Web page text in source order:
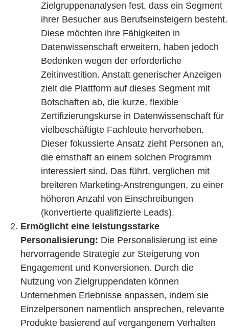
Zielgruppenanalysen fest, dass ein Segment
ihrer Besucher aus Berufseinsteigern besteht.
Diese möchten ihre Fähigkeiten in
Datenwissenschaft erweitern, haben jedoch
Bedenken wegen der erforderliche
Zeitinvestition. Anstatt generischer Anzeigen
zielt die Plattform auf dieses Segment mit
Botschaften ab, die kurze, flexible
Zertifizierungskurse in Datenwissenschaft für
vielbeschäftigte Fachleute hervorheben.
Dieser fokussierte Ansatz zieht Personen an,
die ernsthaft an einem solchen Programm
interessiert sind. Das führt, verglichen mit
breiteren Marketing-Anstrengungen, zu einer
höheren Anzahl von Einschreibungen
(konvertierte qualifizierte Leads).
Ermöglicht eine leistungsstarke
Personalisierung: Die Personalisierung ist eine
hervorragende Strategie zur Steigerung von
Engagement und Konversionen. Durch die
Nutzung von Zielgruppendaten können
Unternehmen Erlebnisse anpassen, indem sie
Einzelpersonen namentlich ansprechen, relevante
Produkte basierend auf vergangenem Verhalten